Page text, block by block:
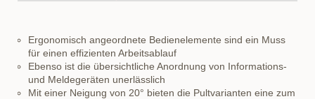
Ergonomisch angeordnete Bedienelemente sind ein Muss
für einen effizienten Arbeitsablauf
Ebenso ist die übersichtliche Anordnung von Informations-
und Meldegeräten unerlässlich
Mit einer Neigung von 20° bieten die Pultvarianten eine zum